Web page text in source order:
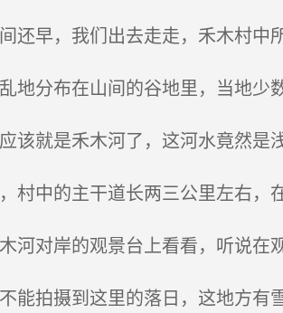
还早，我们出去走走，禾木村中
地分布在山间的谷地里，当地少
该就是禾木河了，这河水竟然是
村中的主干道长两三公里左右，
河对岸的观景台上看看，听说在
能拍摄到这里的落日，这地方有